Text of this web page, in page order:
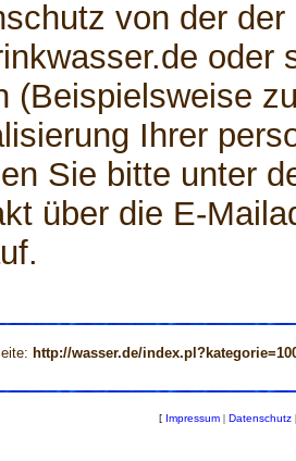
von der
oder
(Beispielsweise
Ihrer
Sie bitte unter
über die E-
http://wasser.de/
[ Impressum | Datenschutz